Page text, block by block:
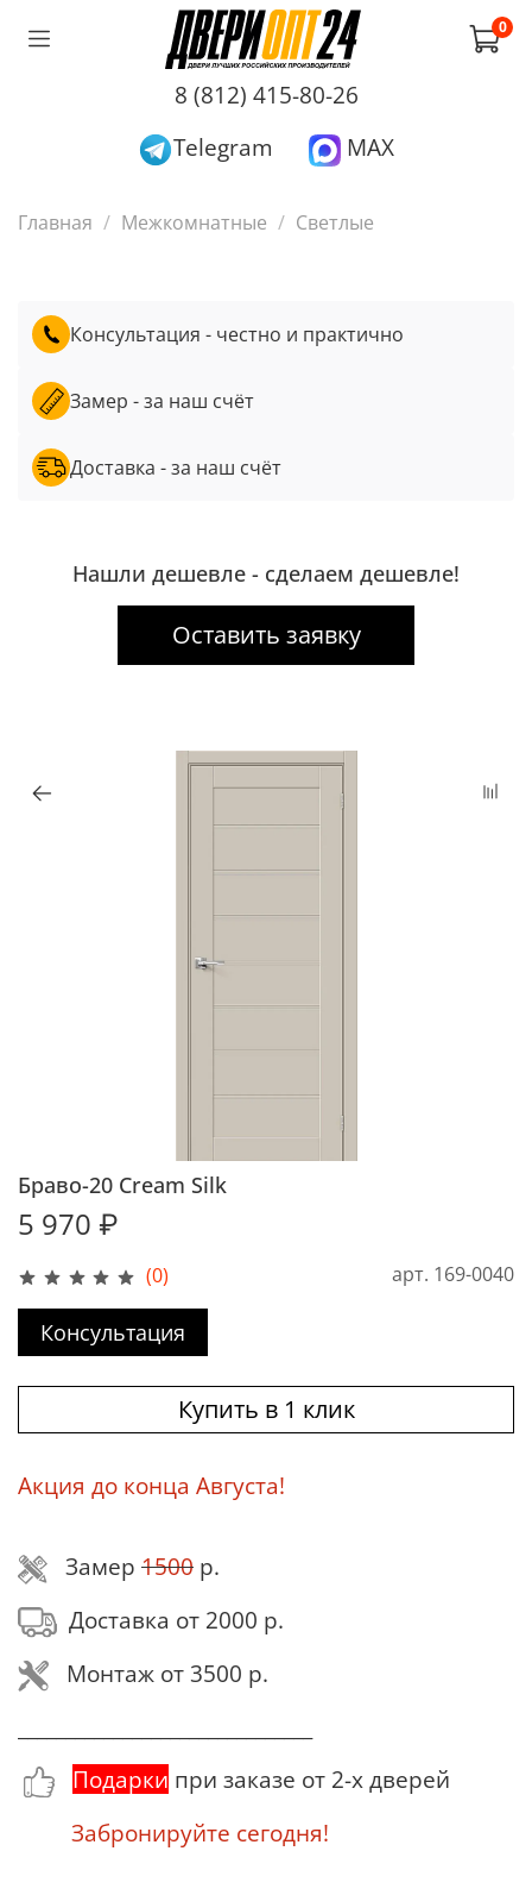
0
8 (812) 415-80-26
Telegram
MAX
Главная Межкомнатные Светлые
Консультация - честно и практично
Замер - за наш счёт
Доставка - за наш счёт
Нашли дешевле - сделаем дешевле!
Оставить заявку
(0) арт. 169-0040
Браво-20 Cream Silk
5 970 ₽
Консультация
Купить в 1 клик
Акция до конца Августа!
Замер 1500 р.
Доставка от 2000 р.
Монтаж от 3500 р.
Подарки при заказе от 2-х дверей
Забронируйте сегодня!